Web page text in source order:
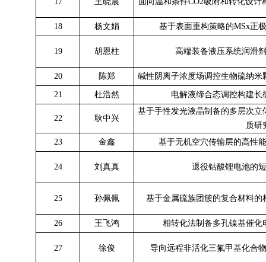
18 杨文娟 基于表面重构策略的MSx正
19 胡恩柱 高端装备液压系统润滑
20 陈郑 碱性阴离子浓度场调控生物硫纳
21 杜浩然 电解液缔合态调控构建长
22 耿中兴
基于手性发光液晶制备的多层次
质研
23
金鑫 基于无机空穴传输层的高性
24 刘真真 退役钴酸锂电池的
25 孙佩佩 基于金属硫族团簇的复合材料
26 王飞鸿 相转化法制备多孔镍基催化
27 徐俊 导向远程非活化三氟甲基化合